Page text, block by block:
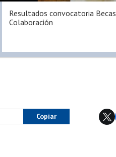
Resultados convocatoria
Colaboración
Copiar